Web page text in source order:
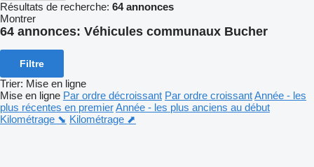
Résultats de recherche: 64 annonces
Montrer
64 annonces: Véhicules communaux Bucher
Filtre
Trier: Mise en ligne
Mise en ligne Par ordre décroissant Par ordre croissantAnnée - les
plus récentes en premierAnnée - les plus anciens au début
Kilométrage ⬊ Kilométrage ⬈